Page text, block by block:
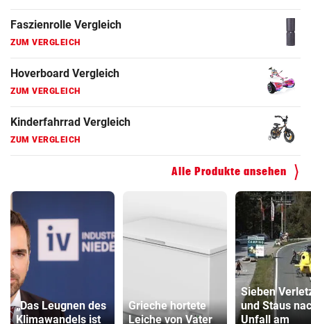
Faszienrolle Vergleich
ZUM VERGLEICH
Hoverboard Vergleich
ZUM VERGLEICH
Kinderfahrrad Vergleich
ZUM VERGLEICH
Alle Produkte ansehen
„Das Leugnen des
Klimawandels ist
Grieche hortete
Leiche von Vater
Sieben
und Staus
Unfall am